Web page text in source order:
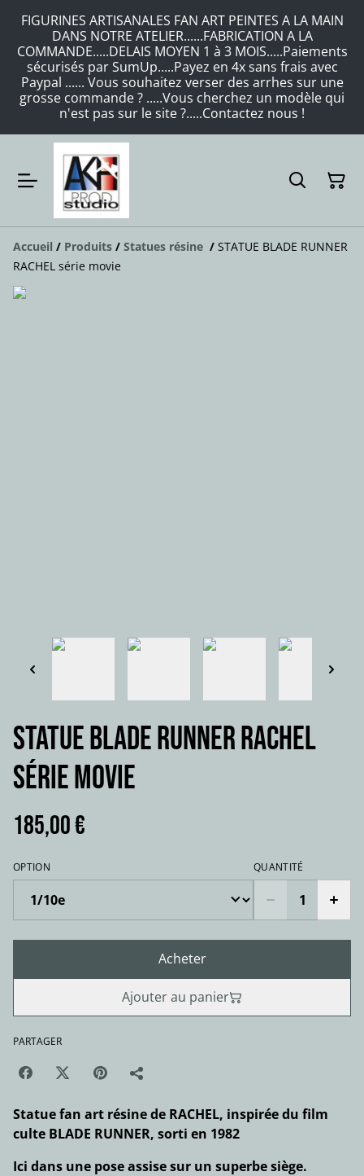
FIGURINES ARTISANALES FAN ART PEINTES A LA MAIN
DANS NOTRE ATELIER......FABRICATION A LA
COMMANDE.....DELAIS MOYEN 1 à 3 MOIS.....Paiements
sécurisés par SumUp.....Payez en 4x sans frais avec
Paypal ...... Vous souhaitez verser des arrhes sur une
grosse commande ? .....Vous cherchez un modèle qui
n'est pas sur le site ?.....Contactez nous !
Accueil / Produits / Statues résine / STATUE BLADE RUNNER
RACHEL série movie
STATUE BLADE RUNNER RACHEL
série movie
185,00 €
OPTION QUANTITÉ
Acheter
Ajouter au panier
PARTAGER
Statue fan art résine de RACHEL, inspirée du film
culte BLADE RUNNER, sorti en 1982
Ici dans une pose assise sur un superbe siège.